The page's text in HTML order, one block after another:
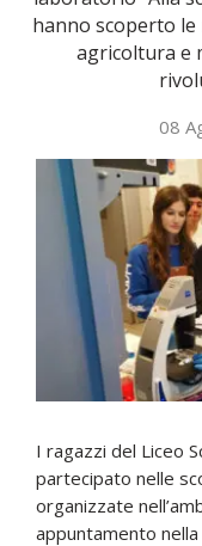
ISCRIVITI
ESAMI DI
hanno scoperto
agricoltura e
08
I ragazzi del Liceo
partecipato nelle
organizzate
appuntamento nella